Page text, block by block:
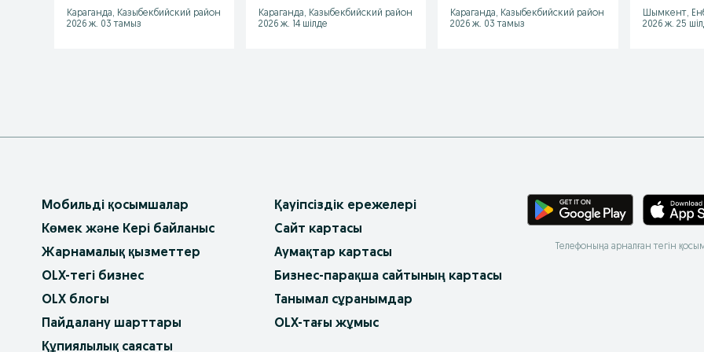
Караганда, Казыбекбийский район
2026 ж. 03 тамыз
Караганда, Казыбекбийский район
2026 ж. 14 шілде
Караганда, Казыбекбийский район
2026 ж. 03 тамыз
Шымкент,
2026 ж. 25
Мобильді қосымшалар
Көмек және Кері байланыс
Жарнамалық қызметтер
OLX-тегі бизнес
OLX блогы
Пайдалану шарттары
Құпиялылық саясаты
Қауіпсіздік ережелері
Сайт картасы
Аумақтар картасы
Бизнес-парақша сайтының картасы
Танымал сұранымдар
OLX-тағы жұмыс
Телефоныңа арналған тегін